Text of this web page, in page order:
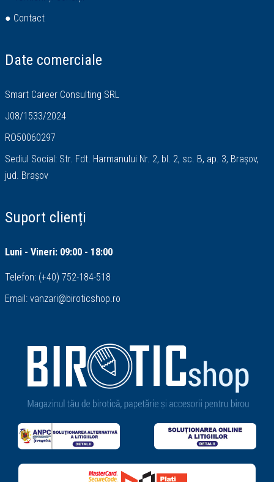
● Contact
Date comerciale
Smart Career Consulting SRL
J08/1533/2024
RO50060297
Sediul Social: Str. Fdt. Harmanului Nr. 2, bl. 2, sc. B, ap. 3, Brașov,
jud. Brașov
Suport clienți
Luni - Vineri: 09:00 - 18:00
Telefon: (+40) 752-184-518
Email: vanzari@biroticshop.ro